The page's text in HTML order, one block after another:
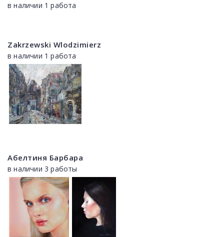
в наличии 1 работа
Zakrzewski Wlodzimierz
в наличии 1 работа
Абелтиня Барбара
в наличии 3 работы